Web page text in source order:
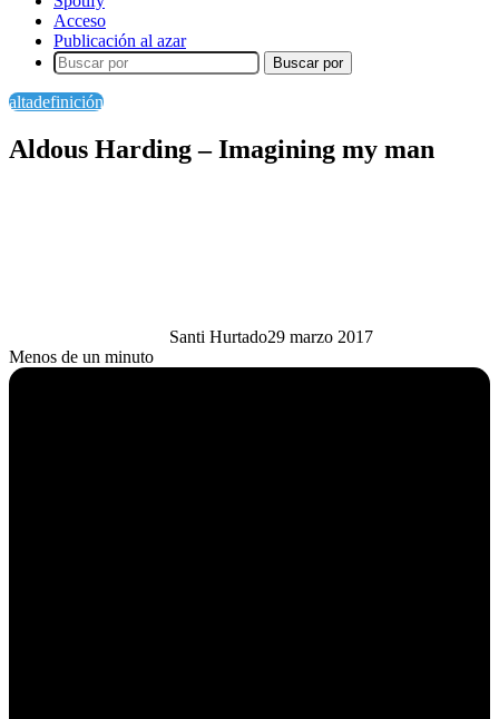
Acceso
Publicación al azar
Buscar por
altadefinición
Aldous Harding – Imagining my man
Santi Hurtado29 marzo 2017
Menos de un minuto